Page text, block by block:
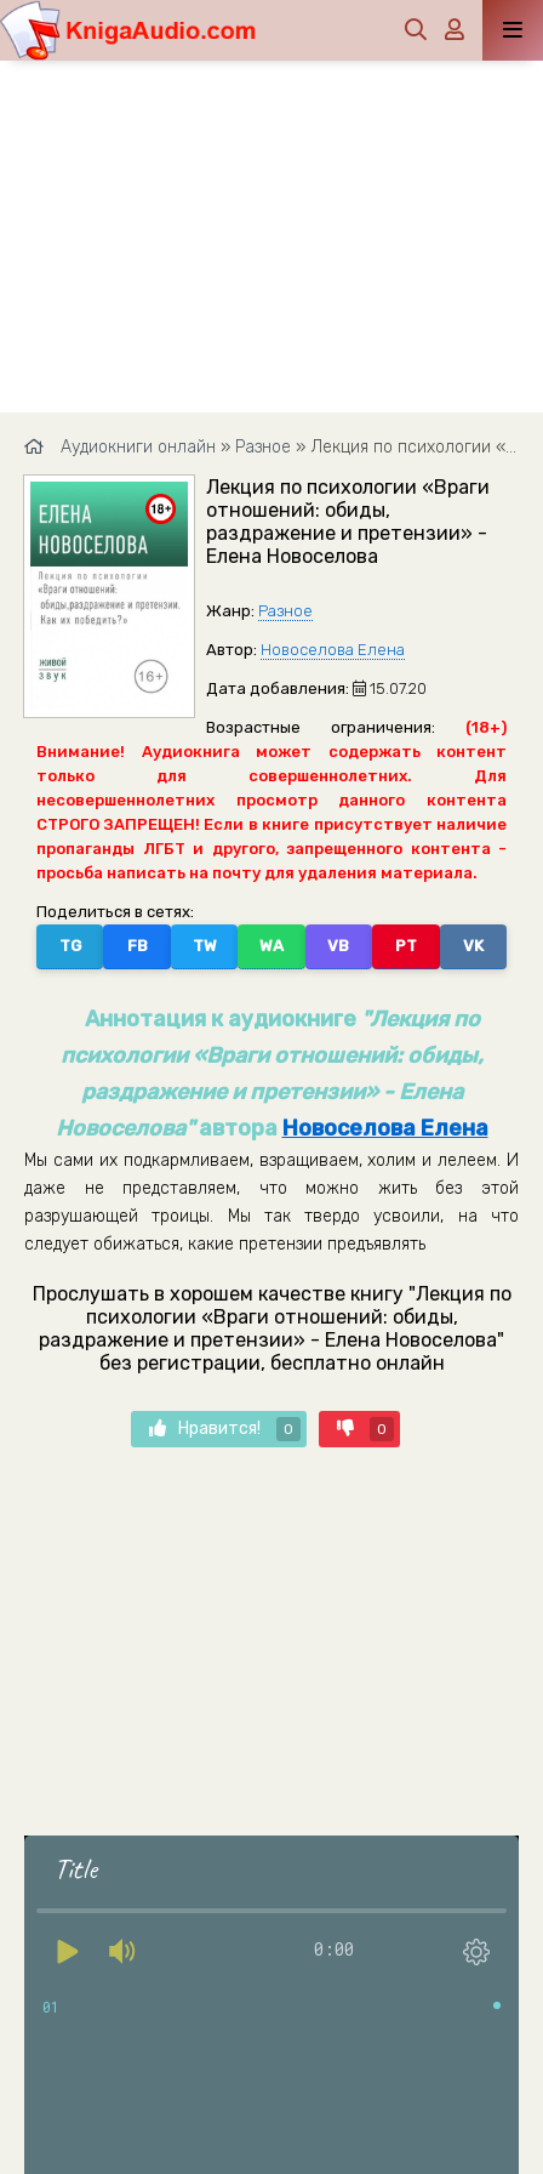
Аудиокниги онлайн » Разное » Лекция по психологии «Враги отношений: обиды, раздражение и претензии» - Елена Новоселова
Лекция по психологии «Враги
отношений: обиды,
раздражение и претензии» -
Елена Новоселова
Жанр: Разное
Автор: Новоселова Елена
Дата добавления: 15.07.20
Возрастные ограничения:
(18+)
Внимание! Аудиокнига может содержать контент
только для совершеннолетних. Для
несовершеннолетних просмотр данного контента
СТРОГО ЗАПРЕЩЕН! Если в книге присутствует наличие
пропаганды ЛГБТ и другого, запрещенного контента -
просьба написать на почту для удаления материала.
Поделиться в сетях:
TG
FB TW WA VB PT VK
Аннотация к аудиокниге "Лекция по
психологии «Враги отношений: обиды,
раздражение и претензии» - Елена
Новоселова"автора Новоселова Елена
Мы сами их подкармливаем, взращиваем, холим и лелеем. И
даже не представляем, что можно жить без этой
разрушающей троицы. Мы так твердо усвоили, на что
следует обижаться, какие претензии предъявлять
Прослушать в хорошем качестве книгу "Лекция по
психологии «Враги отношений: обиды,
раздражение и претензии» - Елена Новоселова"
без регистрации, бесплатно онлайн
Нравится! 0 0
Title
0:00
01